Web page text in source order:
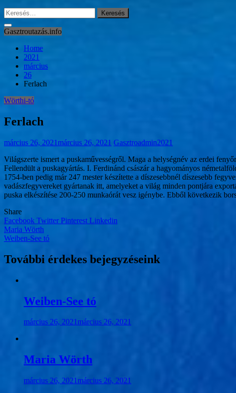
Keresés:
Gasztroutazás.info
Home
2021
március
26
Ferlach
Wörthi-tó
Ferlach
március 26, 2021március 26, 2021 Gasztroadmin2021
Világszerte ismert a puskaművességről. Maga a helységnév az erdei
Fellendült a puskagyártás. I. Ferdinánd császár a hagyományos
1754-ben pedig már 247 mester készítette a díszesebbnél díszesebb
vadászfegyvereket gyártanak itt, amelyeket a világ minden pontjára
puska elkészítése 200-250 munkaórát vesz igénybe. Ebből következik
Share
Facebook Twitter Pinterest Linkedin
Bejegyzés
navigáció
Maria Wörth
Weiben-See tó
További érdekes bejegyzéseink
Weiben-See tó
március 26, 2021március 26, 2021
Maria Wörth
március 26, 2021március 26, 2021